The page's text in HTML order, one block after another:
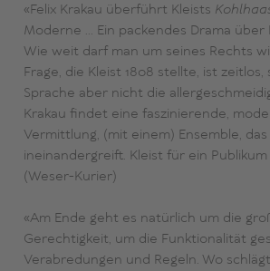
«Felix Krakau überführt Kleists
Moderne … Ein packendes Drama über
Wie weit darf man um seines Rechts
Frage, die Kleist 1808 stellte, ist
Sprache aber nicht die
Krakau findet eine faszinierende,
Vermittlung, (mit einem) Ensemble,
ineinandergreift. Kleist für ein
(Weser-Kurier)
«Am Ende geht es natürlich um die
Gerechtigkeit, um die Funktionalität
Verabredungen und Regeln. Wo